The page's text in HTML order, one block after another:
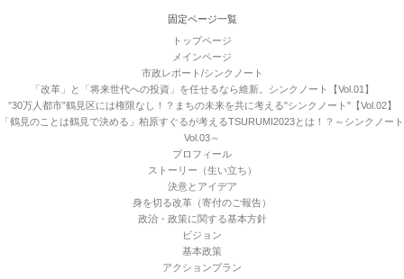
固定ページ一覧
トップページ
メインページ
市政レポート/シンクノート
「改革」と「将来世代への投資」を任せるなら維新。シンクノート【Vol.01】
”30万人都市”鶴見区には権限なし！？まちの未来を共に考える"シンクノート"【Vol.02】
「鶴見のことは鶴見で決める」柏原すぐるが考えるTSURUMI2023とは！？～シンクノート
Vol.03～
プロフィール
ストーリー（生い立ち）
決意とアイデア
身を切る改革（寄付のご報告）
政治・政策に関する基本方針
ビジョン
基本政策
アクションプラン